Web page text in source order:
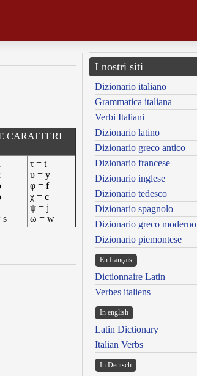
CARATTERI
s
τ = t
υ = y
φ = f
χ = c
ψ = j
ω = w
I nostri siti
Dizionario italiano
Grammatica italiana
Verbi Italiani
Dizionario latino
Dizionario greco antico
Dizionario francese
Dizionario inglese
Dizionario tedesco
Dizionario spagnolo
Dizionario greco moderno
Dizionario piemontese
En français
Dictionnaire Latin
Verbes italiens
In english
Latin Dictionary
Italian Verbs
In Deutsch